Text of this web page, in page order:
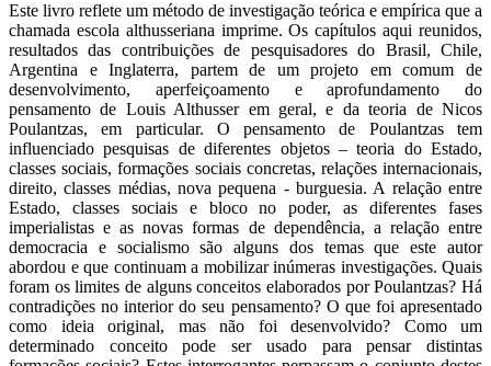
Este livro reflete um método de investigação teórica e empírica que a
chamada escola althusseriana imprime. Os capítulos aqui reunidos,
resultados das contribuições de pesquisadores do Brasil, Chile,
Argentina e Inglaterra, partem de um projeto em comum de
desenvolvimento, aperfeiçoamento e aprofundamento do
pensamento de Louis Althusser em geral, e da teoria de Nicos
Poulantzas, em particular. O pensamento de Poulantzas tem
influenciado pesquisas de diferentes objetos – teoria do Estado,
classes sociais, formações sociais concretas, relações internacionais,
direito, classes médias, nova pequena - burguesia. A relação entre
Estado, classes sociais e bloco no poder, as diferentes fases
imperialistas e as novas formas de dependência, a relação entre
democracia e socialismo são alguns dos temas que este autor
abordou e que continuam a mobilizar inúmeras investigações. Quais
foram os limites de alguns conceitos elaborados por Poulantzas? Há
contradições no interior do seu pensamento? O que foi apresentado
como ideia original, mas não foi desenvolvido? Como um
determinado conceito pode ser usado para pensar distintas